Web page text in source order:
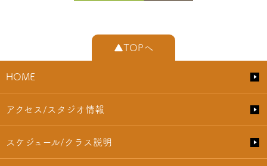
▲TOPへ
HOME
アクセス/スタジオ情報
スケジュール/クラス説明